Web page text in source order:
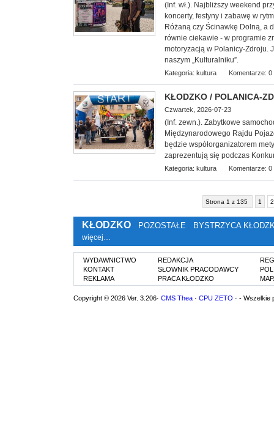
(Inf. wł.). Najbliższy weekend
koncerty, festyny i zabawę w
Różaną czy Ścinawkę Dolną, a
równie ciekawie - w programie
motoryzacją w Polanicy-Zdroju.
naszym „Kulturalniku”.
Kategoria: kultura Komentarze: 0
KŁODZKO / POLANICA-
Czwartek, 2026-07-23
(Inf. zewn.). Zabytkowe
Międzynarodowego Rajdu
będzie współorganizatorem
zaprezentują się podczas
Kategoria: kultura Komentarze: 0
Strona 1 z 135 1 2
KŁODZKO POZOSTAŁE BYSTRZYCA
więcej…
WYDAWNICTWO
KONTAKT
REKLAMA
REDAKCJA
SŁOWNIK PRACODAWCY
PRACA KŁODZKO
Copyright © 2026 Ver. 3.206· CMS Thea · CPU ZETO · - Wszelkie